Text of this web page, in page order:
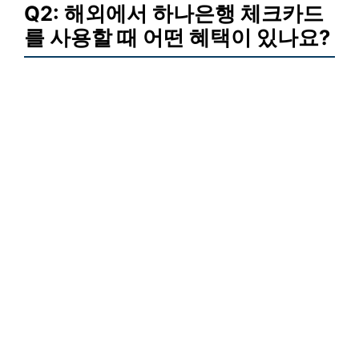
Q2: 해외에서 하나은행 체크카드
를 사용할 때 어떤 혜택이 있나요?